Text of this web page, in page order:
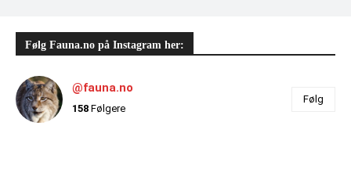
Følg Fauna.no på Instagram her:
@fauna.no
158 Følgere
Følg